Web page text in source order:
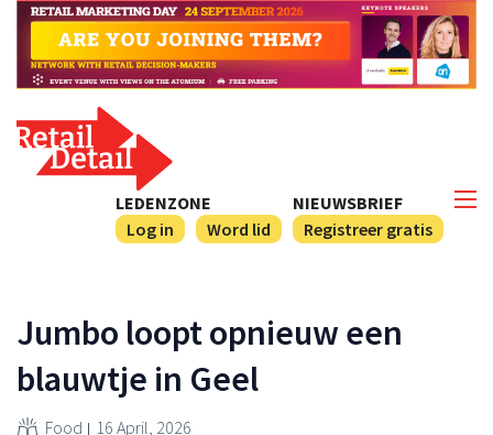
NIEUWSBRIEF
Registreer gratis
LEDENZONE
Log in
Word lid
Jumbo loopt opnieuw een
blauwtje in Geel
Food 16 April, 2026